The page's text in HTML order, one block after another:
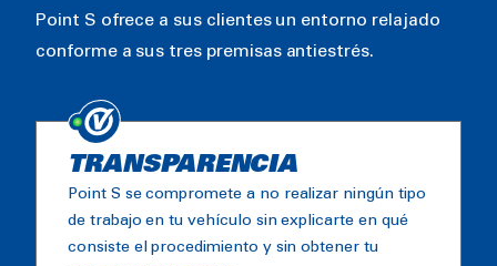
Point S ofrece a sus clientes un entorno relajado
conforme a sus tres premisas antiestrés.
TRANSPARENCIA
Point S se compromete a no realizar ningún tipo
de trabajo en tu vehículo sin explicarte en qué
consiste el procedimiento y sin obtener tu